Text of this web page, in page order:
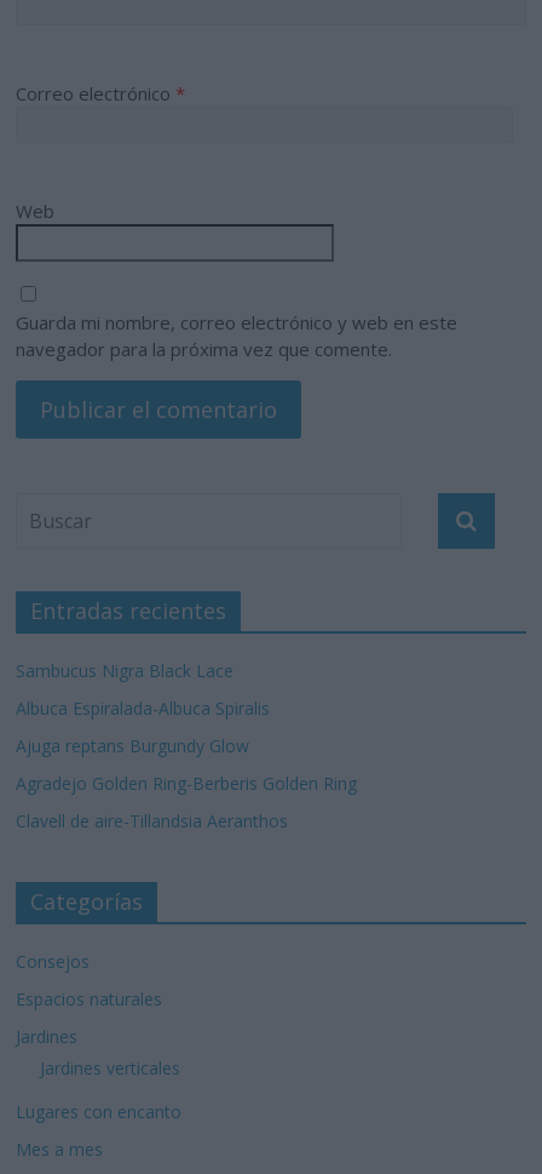
Correo electrónico *
Web
Guarda mi nombre, correo electrónico y web en este
navegador para la próxima vez que comente.
Entradas recientes
Sambucus Nigra Black Lace
Albuca Espiralada-Albuca Spiralis
Ajuga reptans Burgundy Glow
Agradejo Golden Ring-Berberis Golden Ring
Clavell de aire-Tillandsia Aeranthos
Categorías
Consejos
Espacios naturales
Jardines
Jardines verticales
Lugares con encanto
Mes a mes